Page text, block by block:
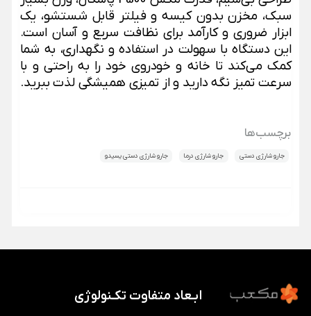
سبک، مخزن بدون کیسه و فیلتر قابل شستشو، یک
ابزار ضروری و کارآمد برای نظافت سریع و آسان است.
این دستگاه با سهولت در استفاده و نگهداری، به شما
کمک می‌کند تا خانه و خودروی خود را به راحتی و با
سرعت تمیز نگه دارید و از تمیزی همیشگی لذت ببرید.
برچسب‌ها
جارو شارژی دستی جارو شارژی درما جارو شارژی دستی یسیدو
ابـعاد متفاوت تکـنولوژی